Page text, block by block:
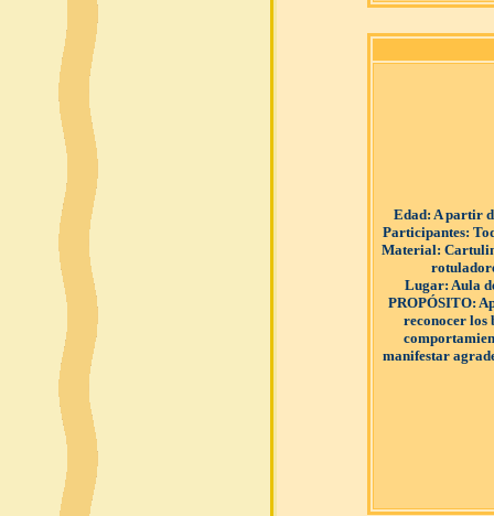
Edad: A partir
Participantes:
Material:
Lugar: Aula
PROPÓSITO:
reconocer los
manifestar